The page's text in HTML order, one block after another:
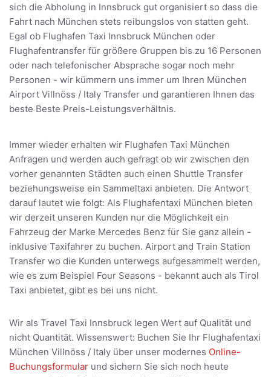
sich die Abholung in Innsbruck gut organisiert so dass die
Fahrt nach München stets reibungslos von statten geht.
Egal ob Flughafen Taxi Innsbruck München oder
Flughafentransfer für größere Gruppen bis zu 16 Personen
oder nach telefonischer Absprache sogar noch mehr
Personen - wir kümmern uns immer um Ihren München
Airport Villnöss / Italy Transfer und garantieren Ihnen das
beste Beste Preis-Leistungsverhältnis.
Immer wieder erhalten wir Flughafen Taxi München
Anfragen und werden auch gefragt ob wir zwischen den
vorher genannten Städten auch einen Shuttle Transfer
beziehungsweise ein Sammeltaxi anbieten. Die Antwort
darauf lautet wie folgt: Als Flughafentaxi München bieten
wir derzeit unseren Kunden nur die Möglichkeit ein
Fahrzeug der Marke Mercedes Benz für Sie ganz allein -
inklusive Taxifahrer zu buchen. Airport and Train Station
Transfer wo die Kunden unterwegs aufgesammelt werden,
wie es zum Beispiel Four Seasons - bekannt auch als Tirol
Taxi anbietet, gibt es bei uns nicht.
Wir als Travel Taxi Innsbruck legen Wert auf Qualität und
nicht Quantität. Wissenswert: Buchen Sie Ihr Flughafentaxi
München Villnöss / Italy über unser modernes Online-
Buchungsformular und sichern Sie sich noch heute